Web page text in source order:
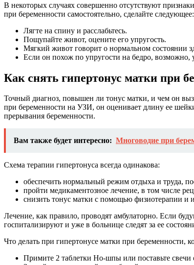
В некоторых случаях совершенно отсутствуют
при беременности самостоятельно, сделайте следующее:
Лягте на спину и расслабьтесь.
Пощупайте живот, оцените его упругость.
Мягкий живот говорит о нормальном состоянии
Если он похож по упругости на бедро, возможно,
Как снять гипертонус матки при
Точный диагноз, повышен ли тонус матки, и чем он
при беременности на УЗИ, он оценивает длину ее
прерывания беременности.
Вам также будет интересно: Многоводие при
Схема терапии гипертонуса всегда одинакова:
обеспечить нормальный режим отдыха и труда,
пройти медикаментозное лечение, в том числе
снизить тонус матки с помощью физиотерапии и
Лечение, как правило, проводят амбулаторно. Если
госпитализируют и уже в больнице следят за ее
Что делать при гипертонусе матки при беременности,
Примите 2 таблетки Но-шпы или поставьте свечи